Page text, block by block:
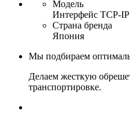
Модель
Интерфейс TCP-IP
Страна бренда
Япония
Мы подбираем
Делаем жесткую
транспортировке.